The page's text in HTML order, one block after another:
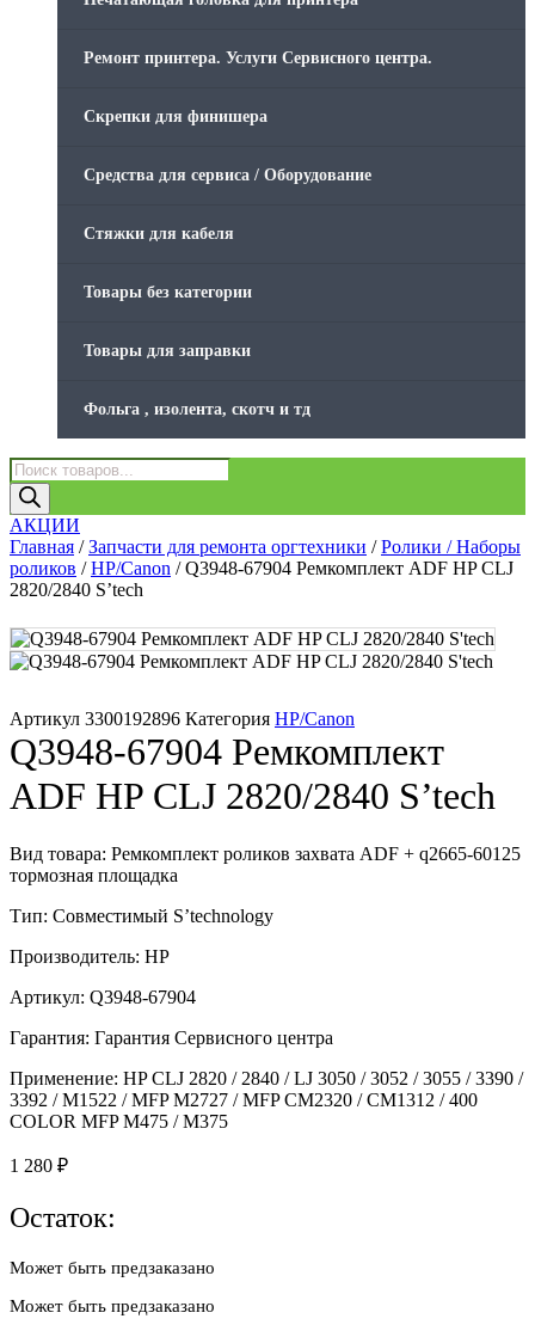
Ремонт принтера. Услуги Сервисного центра.
Скрепки для финишера
Средства для сервиса / Оборудование
Стяжки для кабеля
Товары без категории
Товары для заправки
Фольга , изолента, скотч и тд
Поиск
товаров
АКЦИИ
Главная /Запчасти для ремонта оргтехники /Ролики / Наборы
роликов /HP/Canon / Q3948-67904 Ремкомплект ADF HP CLJ
2820/2840 S’tech
Артикул 3300192896 Категория HP/Canon
Q3948-67904 Ремкомплект
ADF HP CLJ 2820/2840 S’tech
Вид товара: Ремкомплект роликов захвата ADF + q2665-60125
тормозная площадка
Тип: Совместимый S’technology
Производитель: HP
Артикул: Q3948-67904
Гарантия: Гарантия Сервисного центра
Применение: HP CLJ 2820 / 2840 / LJ 3050 / 3052 / 3055 / 3390 /
3392 / M1522 / MFP M2727 / MFP CM2320 / CM1312 / 400
COLOR MFP M475 / M375
1 280 ₽
Остаток:
Может быть предзаказано
Может быть предзаказано